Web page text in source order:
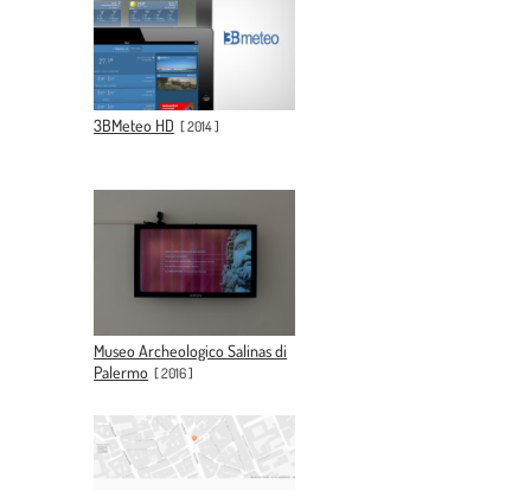
3BMeteo HD [2014]
Museo Archeologico Salinas di
Palermo [2016]